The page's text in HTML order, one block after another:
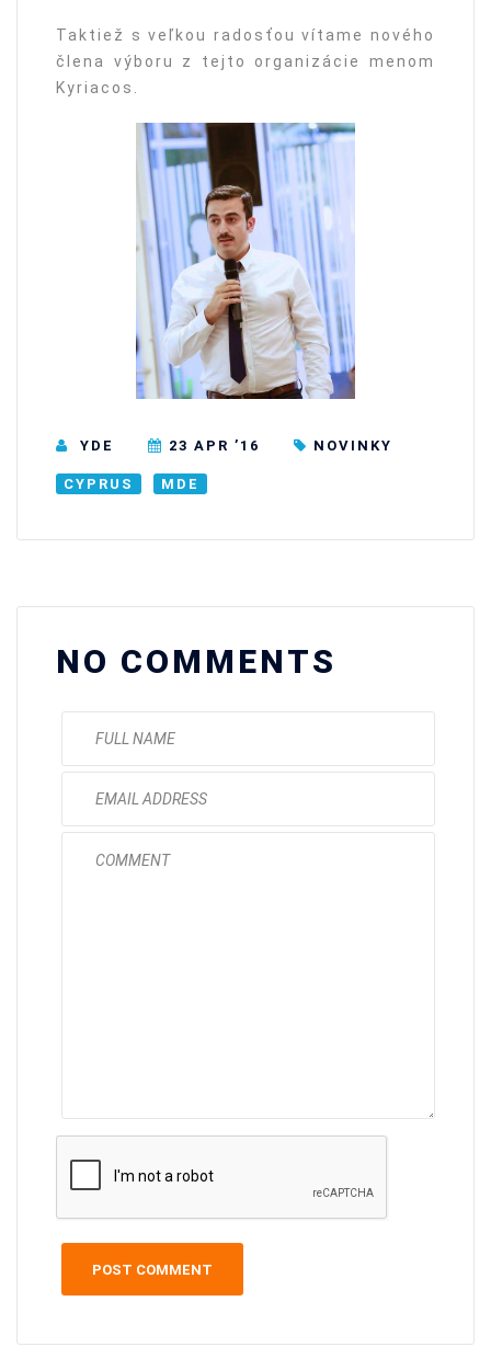
Taktiež s veľkou radosťou vítame nového
člena výboru z tejto organizácie menom
Kyriacos.
YDE 23 APR ’16 NOVINKY
CYPRUS MDE
NO COMMENTS